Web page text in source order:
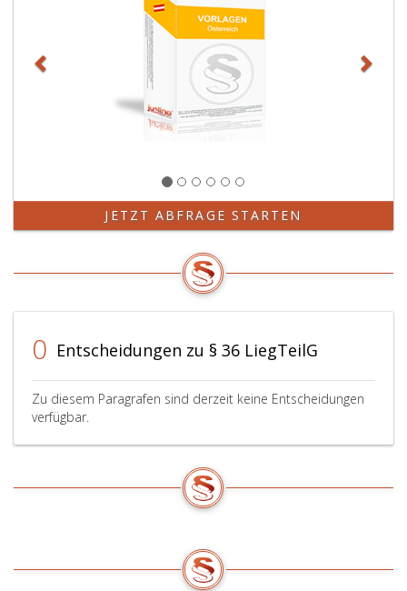
JETZT ABFRAGE STARTEN
0 Entscheidungen zu § 36 LiegTeilG
Zu diesem Paragrafen sind derzeit keine Entscheidungen
verfügbar.